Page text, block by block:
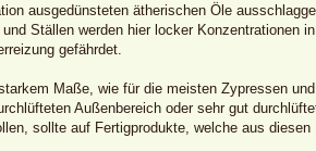
ausgedünsteten ätherischen Öle
Ställen werden hier locker Konzentrationen
gefährdet.
Maße, wie für die meisten Zypressen
Außenbereich oder sehr gut
sollte auf Fertigprodukte, welche aus